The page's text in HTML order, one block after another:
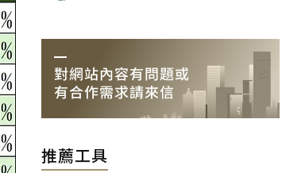
推薦工具